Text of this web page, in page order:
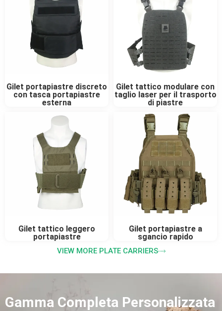
Gilet portapiastre discreto
con tasca portapiastre
esterna
Gilet tattico modulare con
taglio laser per il trasporto
di piastre
Gilet tattico leggero
portapiastre
Gilet portapiastre a
sgancio rapido
VIEW MORE PLATE CARRIERS
Gamma Completa Personalizzata